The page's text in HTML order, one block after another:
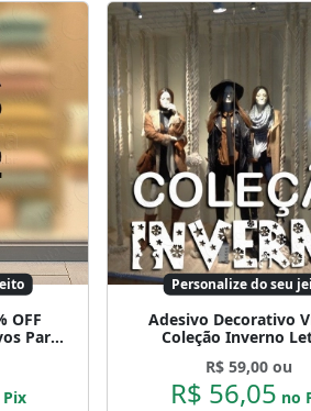
OFF
Para
Personalize do seu
Adesivo Decorativo
Coleção Inverno
R$ 59,00 ou
R$ 56,05 no